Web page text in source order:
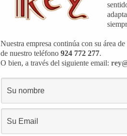
Nuestra empresa continúa con su área
de nuestro teléfono924 772 277.
O bien, a través del siguiente email: